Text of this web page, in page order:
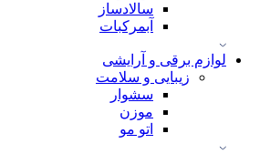
سالادساز
آبمرکبات
لوازم برقی و آرایشی
زیبایی و سلامت
سشوار
موزن
اتو مو